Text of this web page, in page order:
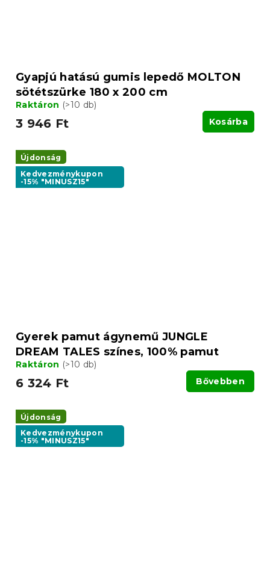
Gyapjú hatású gumis lepedő MOLTON
sötétszürke 180 x 200 cm
Raktáron (>10 db)
3 946 Ft Kosárba
Újdonság
Kedvezménykupon
-15% "MINUSZ15"
Gyerek pamut ágynemű JUNGLE
DREAM TALES színes, 100% pamut
Raktáron (>10 db)
6 324 Ft Bővebben
Újdonság
Kedvezménykupon
-15% "MINUSZ15"